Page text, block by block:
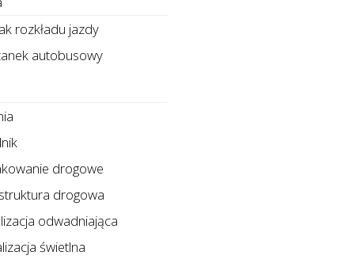
rozkładu jazdy
autobusowy
drogowe
drogowa
odwadniająca
świetlna